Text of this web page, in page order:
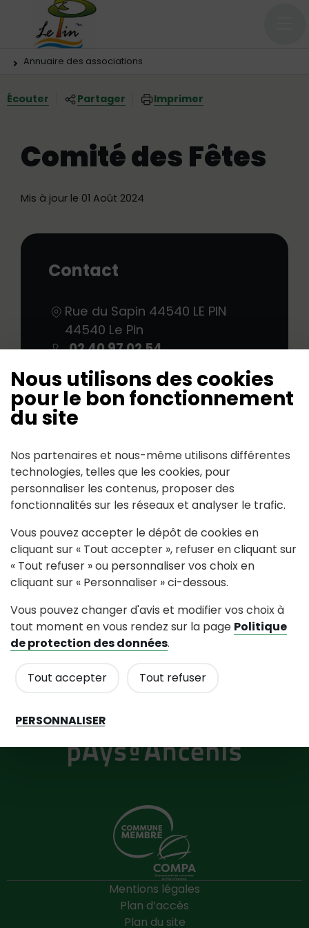
Panneau de gestion des cookies
Nous utilisons des cookies
pour le bon fonctionnement
du site
Nos partenaires et nous-même utilisons différentes
technologies, telles que les cookies, pour
personnaliser les contenus, proposer des
fonctionnalités sur les réseaux et analyser le trafic.
Vous pouvez accepter le dépôt de cookies en
cliquant sur « Tout accepter », refuser en cliquant sur
« Tout refuser » ou personnaliser vos choix en
cliquant sur « Personnaliser » ci-dessous.
Vous pouvez changer d'avis et modifier vos choix à
tout moment en vous rendez sur la page Politique
de protection des données.
Tout accepter Tout refuser
PERSONNALISER
Menu principal
Contenus
Vous êtes ici:
Annuaire des associations
Écouter Partager Imprimer
Comité des Fêtes
Mis à jour le 01 Août 2024
Contact
Rue du Sapin 44540 LE PIN
44540 Le Pin
02 40 97 02 54
Suivez-nous
Partagez avec #paysdancenis
Mairie de Le Pin
11, rue du Sapin 44540 LE PIN
Tél : 02 40 97 02 54 Contactez nous
Horaires d'accueil
Mentions légales
Plan d’accès
Plan du site